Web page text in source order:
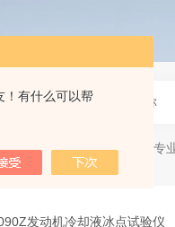
！有什么可以帮
热门关键词：石油产品专
发动机冷却液冰点试验仪